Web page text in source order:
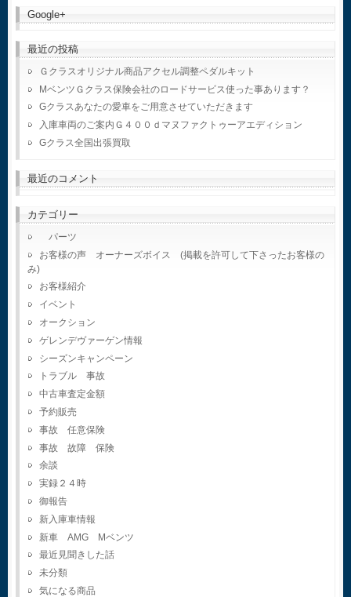
Google+
最近の投稿
Ｇクラスオリジナル商品アクセル調整ペダルキット
MベンツＧクラス保険会社のロードサービス使った事あります？
Gクラスあなたの愛車をご用意させていただきます
入庫車両のご案内Ｇ４００ｄマヌファクトゥーアエディション
Gクラス全国出張買取
最近のコメント
カテゴリー
パーツ
お客様の声 オーナーズボイス (掲載を許可して下さったお客様の
み)
お客様紹介
イベント
オークション
ゲレンデヴァーゲン情報
シーズンキャンペーン
トラブル 事故
中古車査定金額
予約販売
事故 任意保険
事故 故障 保険
余談
実録２４時
御報告
新入庫車情報
新車 AMG Mベンツ
最近見聞きした話
未分類
気になる商品